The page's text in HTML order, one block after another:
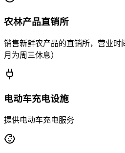
农林产品直销所
销售新鲜农产品的直销所，营业时
月为周三休息）
电动车充电设施
提供电动车充电服务